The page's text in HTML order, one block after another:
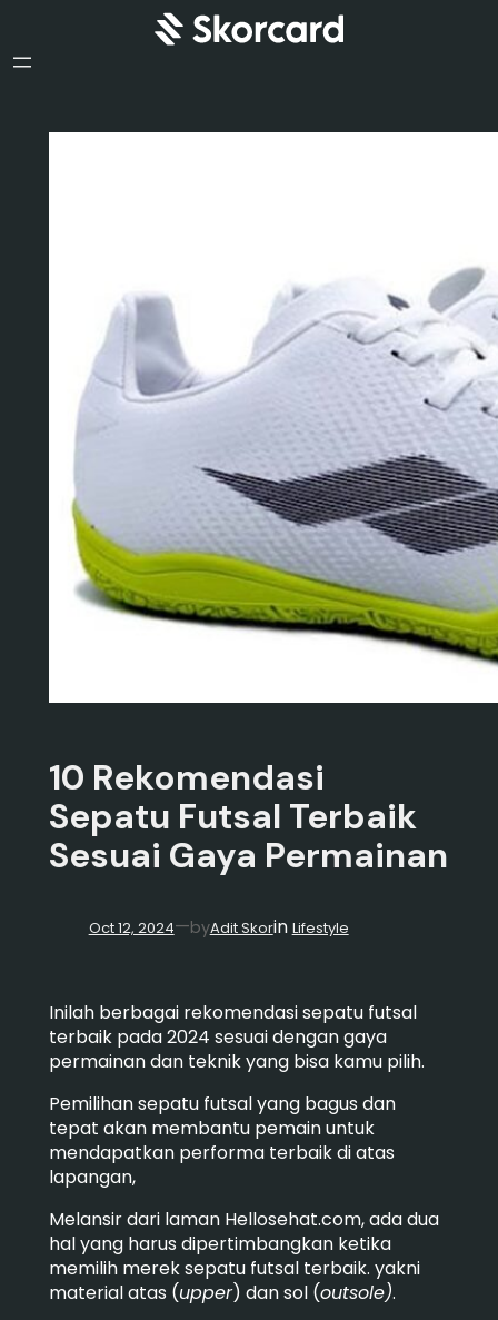
10 Rekomendasi
Sepatu Futsal Terbaik
Sesuai Gaya Permainan
Oct 12, 2024—byAdit Skorin Lifestyle
Inilah berbagai rekomendasi sepatu futsal
terbaik pada 2024 sesuai dengan gaya
permainan dan teknik yang bisa kamu pilih.
Pemilihan sepatu futsal yang bagus dan
tepat akan membantu pemain untuk
mendapatkan performa terbaik di atas
lapangan,
Melansir dari laman Hellosehat.com, ada dua
hal yang harus dipertimbangkan ketika
memilih merek sepatu futsal terbaik. yakni
material atas (upper) dan sol (outsole).